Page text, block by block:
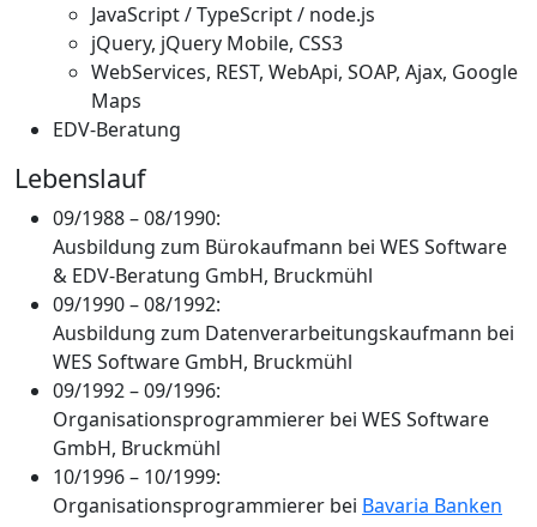
JavaScript / TypeScript / node.js
jQuery, jQuery Mobile, CSS3
WebServices, REST, WebApi, SOAP, Ajax, Google
Maps
EDV-Beratung
Lebenslauf
09/1988 – 08/1990:
Ausbildung zum Bürokaufmann bei WES Software
& EDV-Beratung GmbH, Bruckmühl
09/1990 – 08/1992:
Ausbildung zum Datenverarbeitungskaufmann bei
WES Software GmbH, Bruckmühl
09/1992 – 09/1996:
Organisationsprogrammierer bei WES Software
GmbH, Bruckmühl
10/1996 – 10/1999:
Organisationsprogrammierer bei Bavaria Banken